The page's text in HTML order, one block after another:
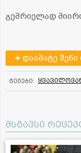
გემრიელად
დაამატე
ტეგები:
მსგავსი